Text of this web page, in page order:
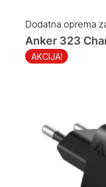
was:
45.00 KM.
is:
39.90 KM.
Dodatna oprema
AKCIJA!
Anker 323